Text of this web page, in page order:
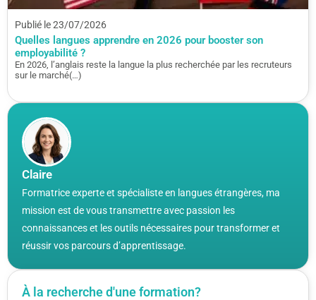
Claire
Formatrice experte et spécialiste en langues étrangères, ma
mission est de vous transmettre avec passion les
connaissances et les outils nécessaires pour transformer et
réussir vos parcours d’apprentissage.
À la recherche d'une formation?
Publié le 23/07/2026
Quelles langues apprendre en 2026 pour booster son
employabilité ?
En 2026, l’anglais reste la langue la plus recherchée par les recruteurs
sur le marché(…)